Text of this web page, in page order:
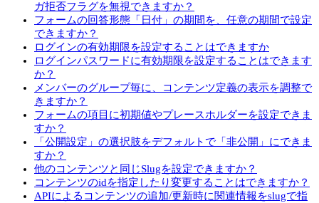
ガ拒否フラグを無視できますか？
フォームの回答形態「日付」の期間を、任意の期間で設定
できますか？
ログインの有効期限を設定することはできますか
ログインパスワードに有効期限を設定することはできます
か？
メンバーのグループ毎に、コンテンツ定義の表示を調整で
きますか？
フォームの項目に初期値やプレースホルダーを設定できま
すか？
「公開設定」の選択肢をデフォルトで「非公開」にできま
すか？
他のコンテンツと同じSlugを設定できますか？
コンテンツのidを指定したり変更することはできますか？
APIによるコンテンツの追加/更新時に関連情報をslugで指